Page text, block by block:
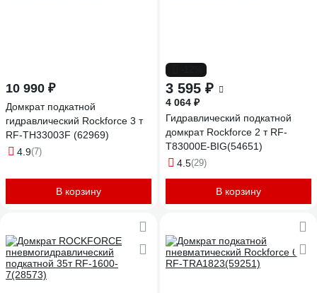
10 990 ₽
Домкрат подкатной
гидравлический Rockforce 3 т
RF-TH33003F (62969)
4.9(7)
В корзину
3 595 ₽
4 064 ₽
Гидравлический подкатной
домкрат Rockforce 2 т RF-
T83000E-BIG(54651)
4.5(29)
В корзину